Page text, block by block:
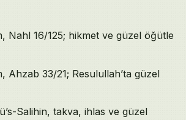
Nahl 16/125; hikmet ve güzel öğütle
Ahzab 33/21; Resulullah’ta güzel
Salihin, takva, ihlas ve güzel